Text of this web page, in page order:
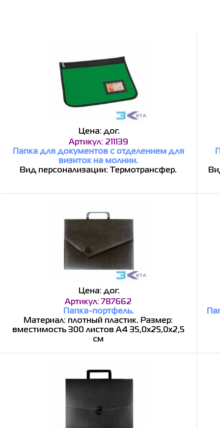
Цена: дог.
Артикул: 211139
Папка для документов с отделением для
визиток на молнии.
Вид персонализации: Термотрансфер.
Цена: дог.
Артикул: 787662
Папка-портфель.
Материал: плотный пластик. Размер:
вместимость 300 листов А4 35,0х25,0х2,5
см